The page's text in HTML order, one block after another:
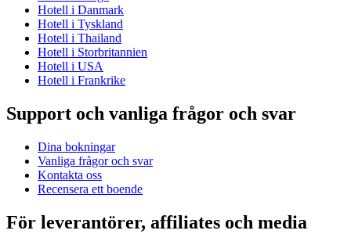
Hotell i Danmark
Hotell i Tyskland
Hotell i Thailand
Hotell i Storbritannien
Hotell i USA
Hotell i Frankrike
Support och vanliga frågor och svar
Dina bokningar
Vanliga frågor och svar
Kontakta oss
Recensera ett boende
För leverantörer, affiliates och media